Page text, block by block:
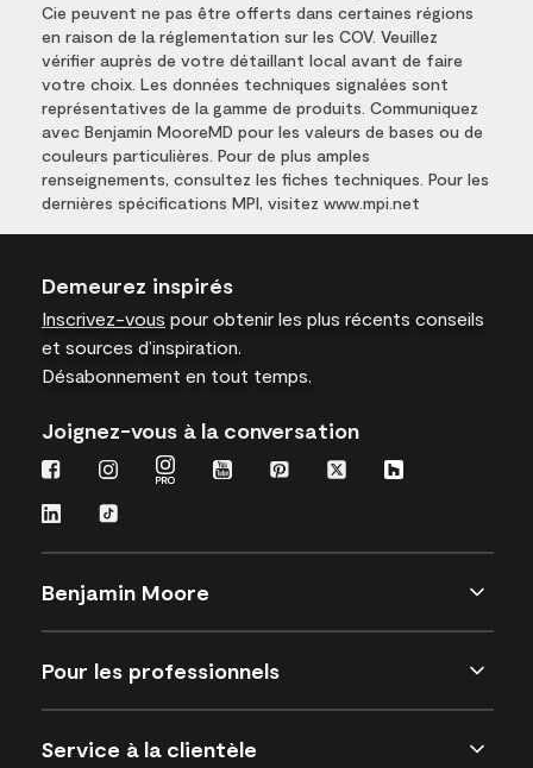
Cie peuvent ne pas être offerts dans certaines régions
en raison de la réglementation sur les COV. Veuillez
vérifier auprès de votre détaillant local avant de faire
votre choix. Les données techniques signalées sont
représentatives de la gamme de produits. Communiquez
avec Benjamin MooreMD pour les valeurs de bases ou de
couleurs particulières. Pour de plus amples
renseignements, consultez les fiches techniques. Pour les
dernières spécifications MPI, visitez www.mpi.net
Demeurez inspirés
Inscrivez-vous pour obtenir les plus récents conseils
et sources d’inspiration.
Désabonnement en tout temps.
Joignez-vous à la conversation
Benjamin Moore
Pour les professionnels
Service à la clientèle